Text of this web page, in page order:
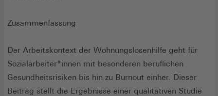
Zusammenfassung
Der Arbeitskontext der Wohnungslosenhilfe geht für
Sozialarbeiter*innen mit besonderen beruflichen
Gesundheitsrisiken bis hin zu Burnout einher. Dieser
Beitrag stellt die Ergebnisse einer qualitativen Studie